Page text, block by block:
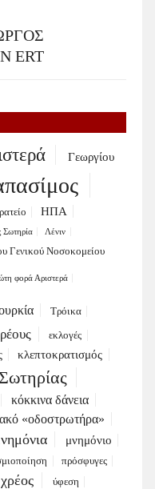
ERT
Γεωργίου
ΗΠΑ
Σωτηρία Λένιν
Γενικού Νοσοκομείου
φορά Αριστερά
Τρόικα
εκλογές
κλεπτοκρατισμός
κόκκινα δάνεια
«οδοστρωτήρα»
μνημόνιο
πρόσφυγες
χρέος ύφεση